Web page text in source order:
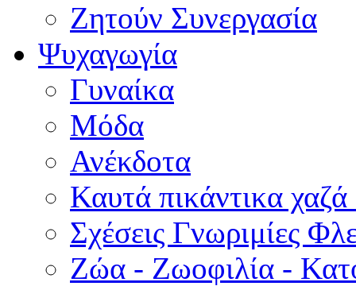
Ζητούν Συνεργασία
Ψυχαγωγία
Γυναίκα
Μόδα
Ανέκδοτα
Καυτά πικάντικα χαζά
Σχέσεις Γνωριμίες
Ζώα - Ζωοφιλία -